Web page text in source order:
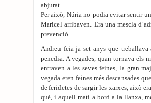
abjurat.
Per això, Núria no podia evitar sentir
Maricel arribaven. Era una mescla
prevenció.
Andreu feia ja set anys que
penedia. A vegades, quan tornava els
entraven a les seves feines, la gran
vegada eren feines més descansades
de feridetes de sargir les xarxes, això
què, i aquell matí a bord a la llanxa,